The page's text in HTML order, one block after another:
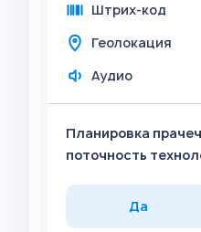
Штрих-код
Геолокация
Аудио
Планировка
поточность
Да